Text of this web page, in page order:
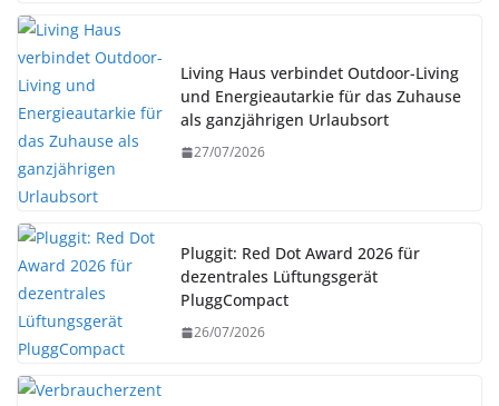
Living Haus verbindet Outdoor-Living
und Energieautarkie für das Zuhause
als ganzjährigen Urlaubsort
27/07/2026
Pluggit: Red Dot Award 2026 für
dezentrales Lüftungsgerät
PluggCompact
26/07/2026